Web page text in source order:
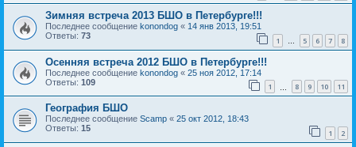
Зимняя встреча 2013 БШО в Петербурге!!!
Последнее сообщение konondog « 14 янв 2013, 19:51
Ответы: 73 1 … 5 6 7 8
Осенняя встреча 2012 БШО в Петербурге!!!
Последнее сообщение konondog « 25 ноя 2012, 17:14
Ответы: 109 1 8 9 10 11
География БШО
Последнее сообщение Scamp « 25 окт 2012, 18:43
Ответы: 15 1 2